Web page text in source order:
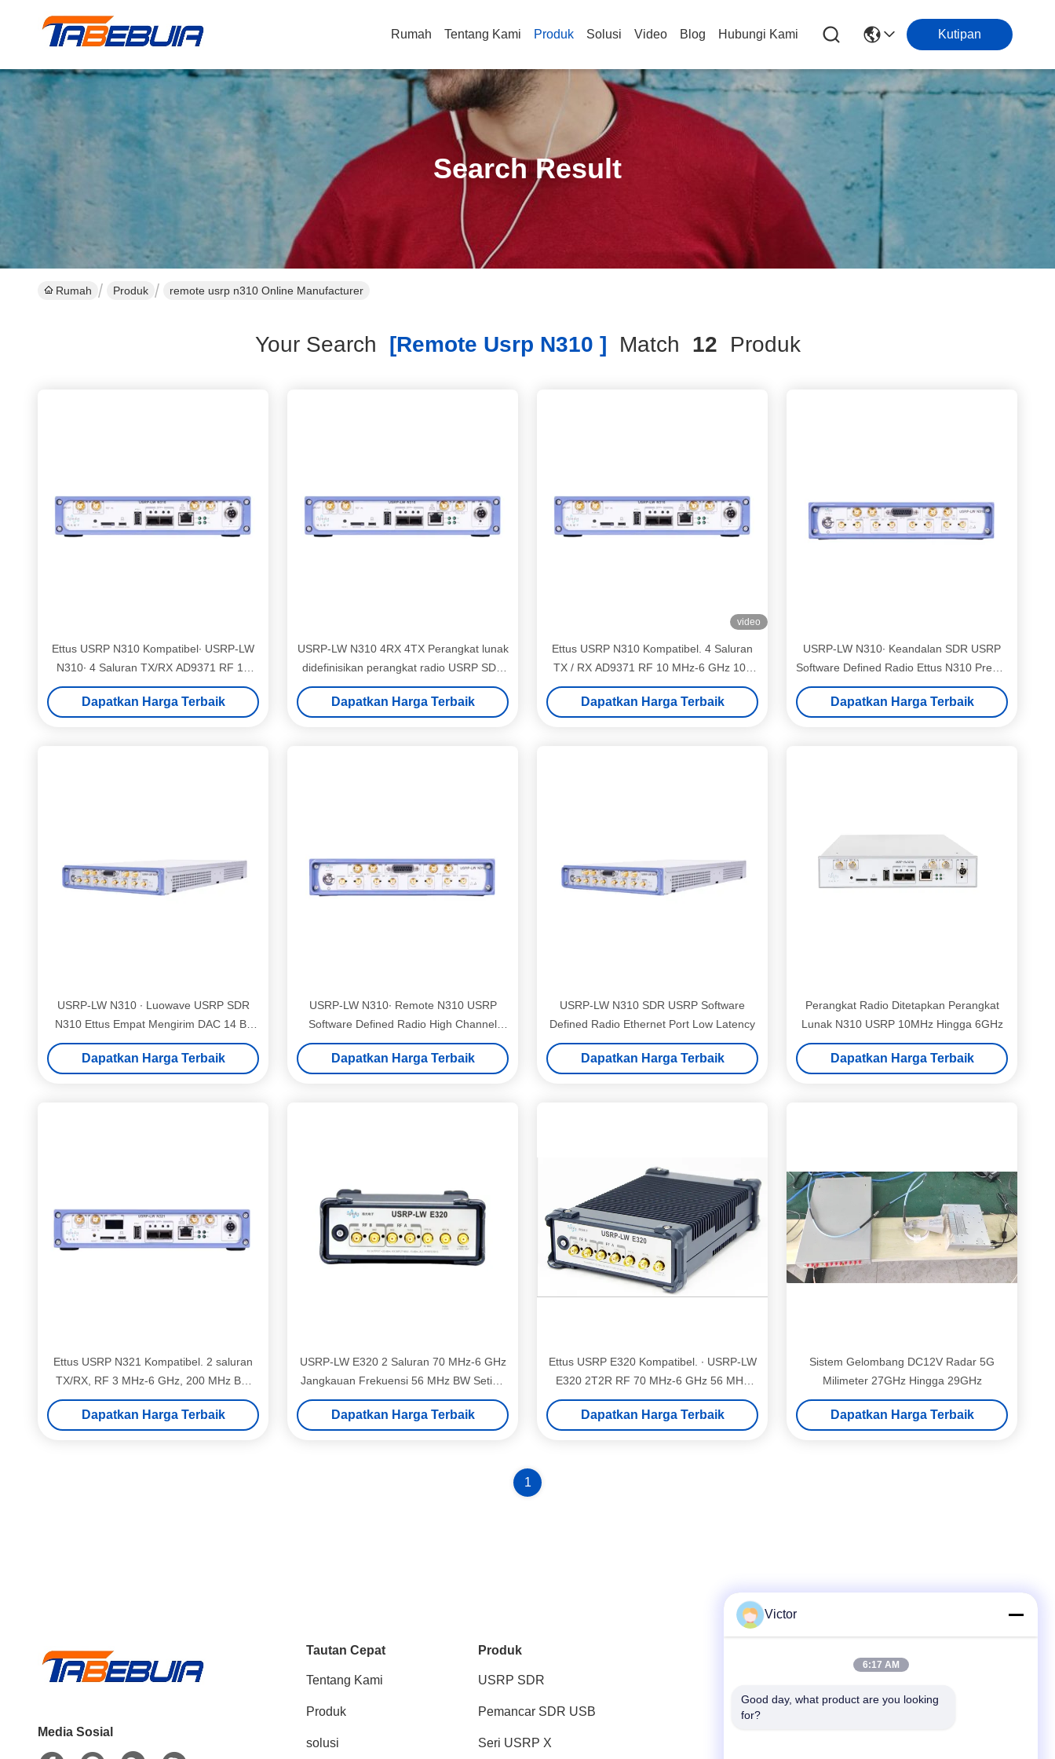
Rumah Tentang Kami Produk Solusi Video Blog Hubungi Kami Kutipan
Search Result
Rumah Produk remote usrp n310 Online Manufacturer
Your Search [remote Usrp N310 ] Match 12 Produk
Ettus USRP N310 Kompatibel∙ USRP-LW
N310∙ 4 Saluran TX/RX AD9371 RF 10
MHz-6 GHz 100 MHz BW Setiap
XilinxZynq-7100 SoC FPGA 2 × SFP+ Port
Dapatkan Harga Terbaik
USRP-LW N310 4RX 4TX Perangkat lunak
didefinisikan perangkat radio USRP SDR
N310 16 Bit
Dapatkan Harga Terbaik
video
Ettus USRP N310 Kompatibel. 4 Saluran
TX / RX AD9371 RF 10 MHz-6 GHz 100
MHz BW Setiap XilinxZynq-7100 SoC
FPGA, 2 × SFP + PortsUSRP Perangkat
Dapatkan Harga Terbaik
USRP-LW N310∙ Keandalan SDR USRP
Software Defined Radio Ettus N310 Presisi
Tinggi
Dapatkan Harga Terbaik
USRP-LW N310 ∙ Luowave USRP SDR
N310 Ettus Empat Mengirim DAC 14 Bit
100MHz Per Saluran
Dapatkan Harga Terbaik
USRP-LW N310∙ Remote N310 USRP
Software Defined Radio High Channel
Density
Dapatkan Harga Terbaik
USRP-LW N310 SDR USRP Software
Defined Radio Ethernet Port Low Latency
Dapatkan Harga Terbaik
Perangkat Radio Ditetapkan Perangkat
Lunak N310 USRP 10MHz Hingga 6GHz
Dapatkan Harga Terbaik
Ettus USRP N321 Kompatibel. 2 saluran
TX/RX, RF 3 MHz-6 GHz, 200 MHz BW
masing-masing, 1 × QSFP+, 2 × SFP+, 1 ×
RJ45, USRP Software Defined Radio
Dapatkan Harga Terbaik
USRP-LW E320 2 Saluran 70 MHz-6 GHz
Jangkauan Frekuensi 56 MHz BW Setiap
E Series Embedded USRP Software
Defined Radio Device
Dapatkan Harga Terbaik
Ettus USRP E320 Kompatibel. ∙ USRP-LW
E320 2T2R RF 70 MHz-6 GHz 56 MHz
BW Setiap 12-bit ADC / DAC USRP
Perangkat Lunak Definisi Perangkat Lunak
Dapatkan Harga Terbaik
Sistem Gelombang DC12V Radar 5G
Milimeter 27GHz Hingga 29GHz
Dapatkan Harga Terbaik
1
Media Sosial
Tautan Cepat
Tentang Kami
Produk
solusi
Produk
USRP SDR
Pemancar SDR USB
Seri USRP X
86--18062514745
Victor
6:17 AM
Good day, what product are you looking
for?